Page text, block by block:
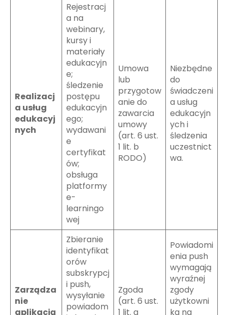
Realizacj
a usług
edukacyj
nych
Rejestracj
a na
webinary,
kursy i
materiały
edukacyjn
e;
śledzenie
postępu
edukacyjn
ego;
wydawani
e
certyfikat
ów;
obsługa
platformy
e-
learningo
wej
Umowa
lub
przygotow
anie do
zawarcia
umowy
(art. 6 ust.
1 lit. b
RODO)
Niezbędne
do
świadczeni
a usług
edukacyjn
ych i
śledzenia
uczestnict
wa.
Zarządza
nie
aplikacją
Zbieranie
identyfikat
orów
subskrypcj
i push,
wysyłanie
powiadom
Zgoda
(art. 6 ust.
1 lit. a
Powiadomi
enia push
wymagają
wyraźnej
zgody
użytkowni
ka na